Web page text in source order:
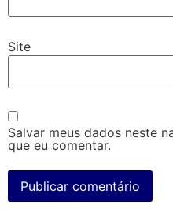
Site
Salvar meus dados neste
que eu comentar.